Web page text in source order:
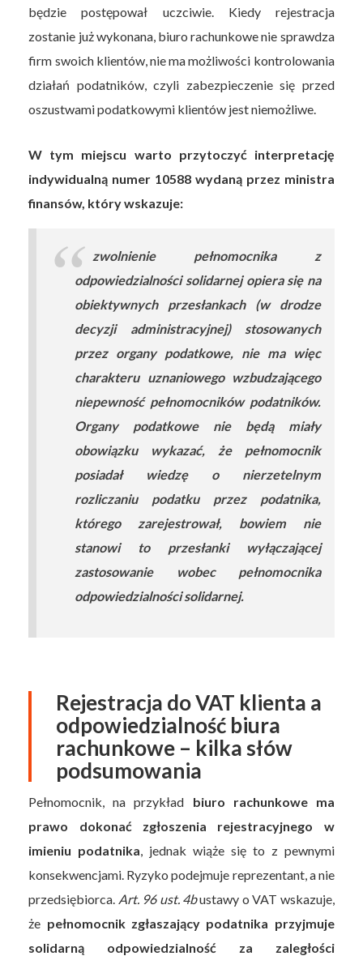
będzie postępował uczciwie. Kiedy rejestracja
zostanie już wykonana, biuro rachunkowe nie sprawdza
firm swoich klientów, nie ma możliwości kontrolowania
działań podatników, czyli zabezpieczenie się przed
oszustwami podatkowymi klientów jest niemożliwe.
W tym miejscu warto przytoczyć interpretację
indywidualną numer 10588 wydaną przez ministra
finansów, który wskazuje:
zwolnienie pełnomocnika z
odpowiedzialności solidarnej opiera się na
obiektywnych przesłankach (w drodze
decyzji administracyjnej) stosowanych
przez organy podatkowe, nie ma więc
charakteru uznaniowego wzbudzającego
niepewność pełnomocników podatników.
Organy podatkowe nie będą miały
obowiązku wykazać, że pełnomocnik
posiadał wiedzę o nierzetelnym
rozliczaniu podatku przez podatnika,
którego zarejestrował, bowiem nie
stanowi to przesłanki wyłączającej
zastosowanie wobec pełnomocnika
odpowiedzialności solidarnej.
Rejestracja do VAT klienta a
odpowiedzialność biura
rachunkowe – kilka słów
podsumowania
Pełnomocnik, na przykład biuro rachunkowe ma
prawo dokonać zgłoszenia rejestracyjnego w
imieniu podatnika, jednak wiąże się to z pewnymi
konsekwencjami. Ryzyko podejmuje reprezentant, a nie
przedsiębiorca. Art. 96 ust. 4bustawy o VAT wskazuje,
że pełnomocnik zgłaszający podatnika przyjmuje
solidarną odpowiedzialność za zaległości